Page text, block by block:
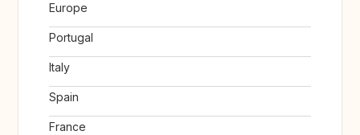
Europe
Portugal
Italy
Spain
France